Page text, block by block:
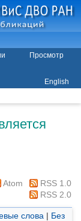
Просмотр
English
Atom
RSS 1.0
RSS 2.0
слова | Без